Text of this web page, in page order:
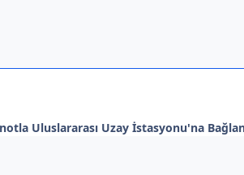
Uluslararası Uzay İstasyonu'na